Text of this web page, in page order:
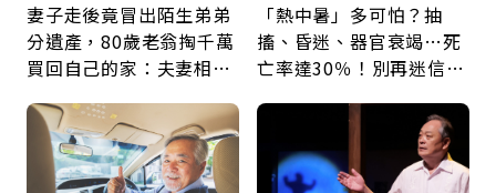
妻子走後竟冒出陌生弟弟
分遺產，80歲老翁掏千萬
買回自己的家：夫妻相守
「熱中暑」多可怕？抽
搐、昏迷、器官衰竭…死
亡率達30％！別再迷信
5招才能真救命